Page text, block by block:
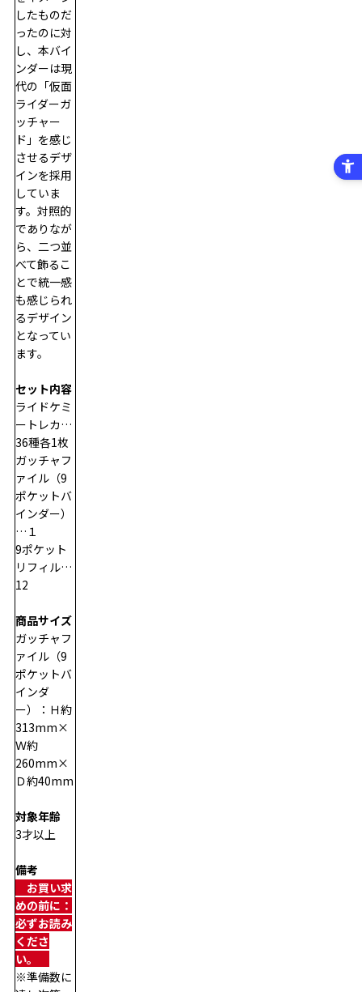
したものだ
ったのに対
し、本バイ
ンダーは現
代の「仮面
ライダーガ
ッチャー
ド」を感じ
させるデザ
インを採用
していま
す。対照的
でありなが
ら、二つ並
べて飾るこ
とで統一感
も感じられ
るデザイン
となってい
ます。
セット内容
ライドケミ
ートレカ…
36種各1枚
ガッチャフ
ァイル（9
ポケットバ
インダー）
…１
9ポケット
リフィル…
12
商品サイズ
ガッチャフ
ァイル（9
ポケットバ
インダ
ー）：Ｈ約
313mm×
Ｗ約
260mm×
Ｄ約40mm
対象年齢
3才以上
備考
お買い求
めの前に：
必ずお読み
くださ
い。
※準備数に